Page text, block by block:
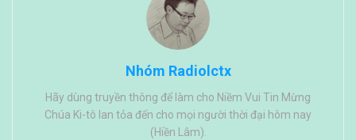
Nhóm Radiolctx
Hãy dùng truyền thông để làm cho Niềm Vui Tin Mừng
Chúa Ki-tô lan tỏa đến cho mọi người thời đại hôm nay
(Hiền Lâm).